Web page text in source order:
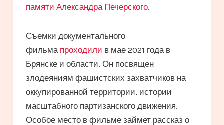
памяти Александра Печерского.
Съемки документального
фильма проходили в мае 2021 года в
Брянске и области. Он посвящен
злодеяниям фашистских захватчиков на
оккупированной территории, истории
масштабного партизанского движения.
Особое место в фильме займет рассказ о